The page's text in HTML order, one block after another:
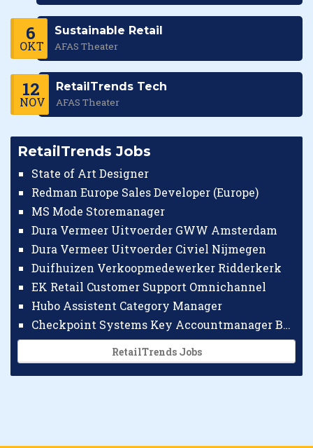
6
OKT
Sustainable Retail
AFAS Theater
12
NOV
RetailTrends Tech
AFAS Theater
RetailTrends Jobs
State of Art Designer
Redman Europe Sales Developer (Europe)
MS Mode Storemanager
Dura Vermeer Uitvoerder GWW Amsterdam
Dura Vermeer Uitvoerder Civiel Nijmegen
Duifhuizen Verkoopmedewerker Ridderkerk
EK Retail Customer Support Omnichannel
Hubo Assistent Category Manager
Checkpoint Systems Key Accountmanager Benelux
RetailTrends Jobs